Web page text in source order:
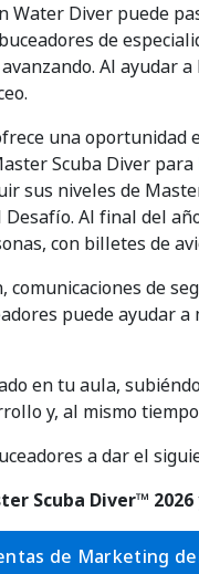
Diver puede
de
Al ayudar
una oportunidad
Scuba Diver para
sus niveles de
Al final del
con billetes de
de
puede ayudar
en tu aula,
y, al mismo
a dar el
Scuba Diver™
de Marketing